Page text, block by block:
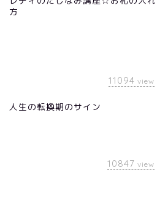
方
11094 view
人生の転換期のサイン
10847 view